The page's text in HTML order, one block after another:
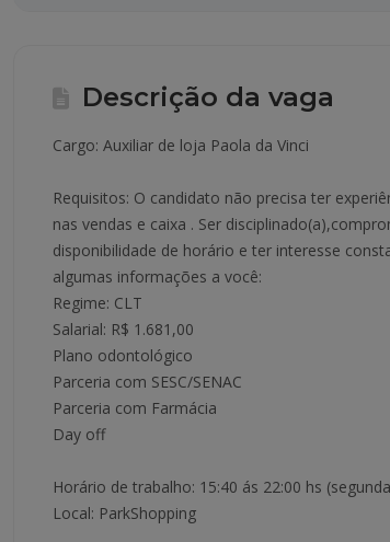
Descrição da vaga
Cargo: Auxiliar de loja Paola da Vinci
Requisitos: O candidato não precisa ter
nas vendas e caixa . Ser
disponibilidade de horário e ter interesse
algumas informações a você:
Regime: CLT
Salarial: R$ 1.681,00
Plano odontológico
Parceria com SESC/SENAC
Parceria com Farmácia
Day off
Horário de trabalho: 15:40 ás 22:00 hs
Local: ParkShopping